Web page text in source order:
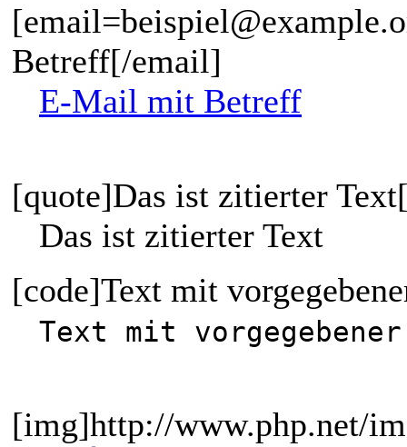
Betreff[/email]
E-Mail mit Betreff
[quote]Das ist zitierter
Das ist zitierter Text
[code]Text mit
Text mit
[img]http://www.php.net/